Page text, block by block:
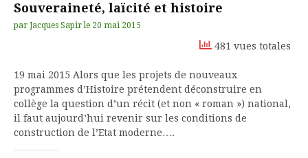
Souveraineté, laïcité et histoire
par Jacques Sapir le 20 mai 2015
481 vues totales
19 mai 2015 Alors que les projets de nouveaux
programmes d’Histoire prétendent déconstruire en
collège la question d’un récit (et non « roman ») national,
il faut aujourd’hui revenir sur les conditions de
construction de l’Etat moderne….